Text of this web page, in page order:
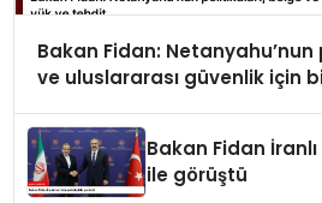
Bakan Fidan:
ve uluslararası güvenlik için
Bakan Fidan
ile görüştü